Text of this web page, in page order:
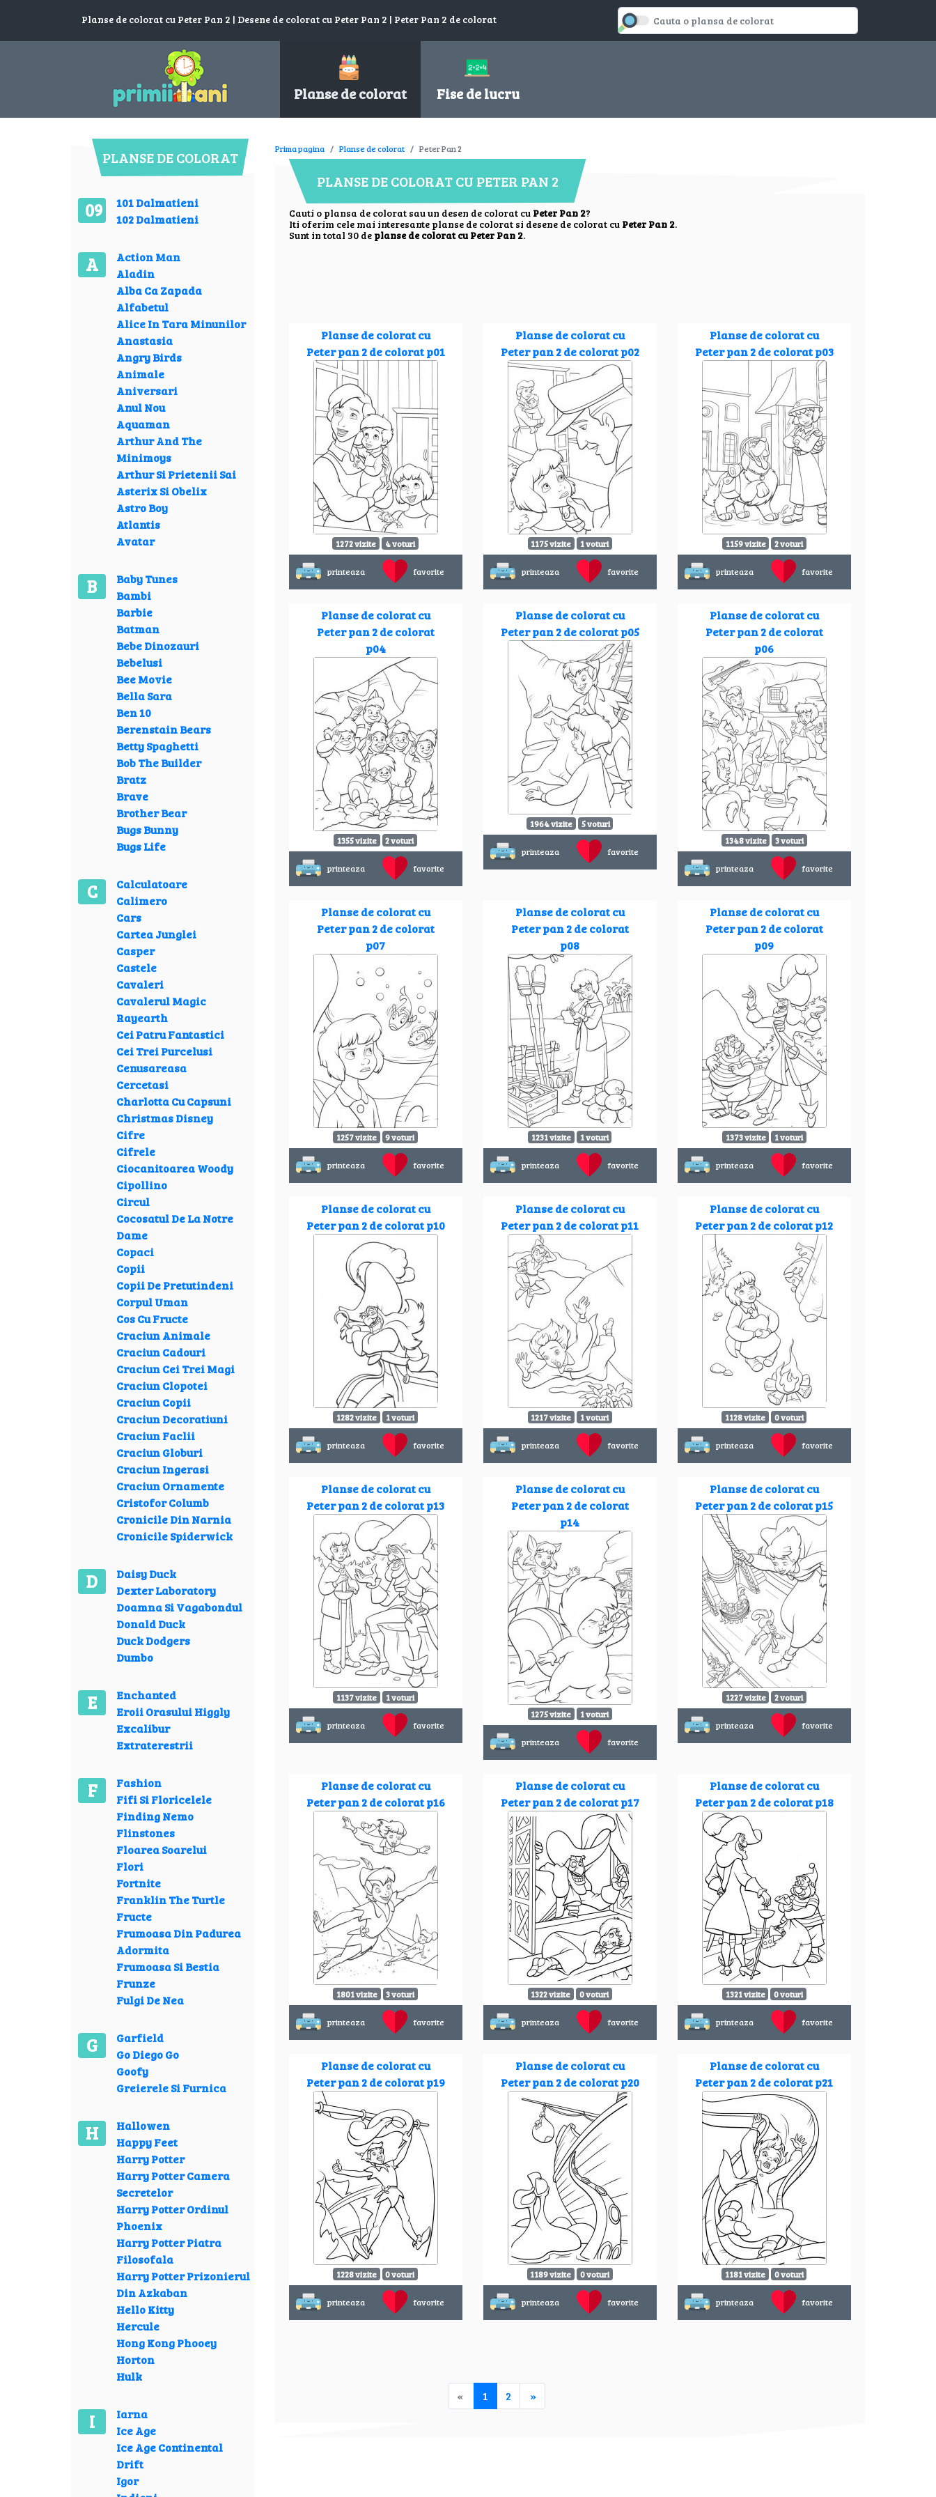
Planse de colorat cu Peter Pan 2 | Desene de colorat cu Peter Pan 2 | Peter Pan 2 de colorat
Planse de colorat Fise de lucru
PLANSE DE COLORAT
09
101 Dalmatieni
102 Dalmatieni
A
Action Man
Aladin
Alba Ca Zapada
Alfabetul
Alice In Tara Minunilor
Anastasia
Angry Birds
Animale
Aniversari
Anul Nou
Aquaman
Arthur And The
Minimoys
Arthur Si Prietenii Sai
Asterix Si Obelix
Astro Boy
Atlantis
Avatar
B
Baby Tunes
Bambi
Barbie
Batman
Bebe Dinozauri
Bebelusi
Bee Movie
Bella Sara
Ben 10
Berenstain Bears
Betty Spaghetti
Bob The Builder
Bratz
Brave
Brother Bear
Bugs Bunny
Bugs Life
C
Calculatoare
Calimero
Cars
Cartea Junglei
Casper
Castele
Cavaleri
Cavalerul Magic
Rayearth
Cei Patru Fantastici
Cei Trei Purcelusi
Cenusareasa
Cercetasi
Charlotta Cu Capsuni
Christmas Disney
Cifre
Cifrele
Ciocanitoarea Woody
Cipollino
Circul
Cocosatul De La Notre
Dame
Copaci
Copii
Copii De Pretutindeni
Corpul Uman
Cos Cu Fructe
Craciun Animale
Craciun Cadouri
Craciun Cei Trei Magi
Craciun Clopotei
Craciun Copii
Craciun Decoratiuni
Craciun Faclii
Craciun Globuri
Craciun Ingerasi
Craciun Ornamente
Cristofor Columb
Cronicile Din Narnia
Cronicile Spiderwick
D
Daisy Duck
Dexter Laboratory
Doamna Si Vagabondul
Donald Duck
Duck Dodgers
Dumbo
E
Enchanted
Eroii Orasului Higgly
Excalibur
Extraterestrii
F
Fashion
Fifi Si Floricelele
Finding Nemo
Flinstones
Floarea Soarelui
Flori
Fortnite
Franklin The Turtle
Fructe
Frumoasa Din Padurea
Adormita
Frumoasa Si Bestia
Frunze
Fulgi De Nea
G
Garfield
Go Diego Go
Goofy
Greierele Si Furnica
H
Hallowen
Happy Feet
Harry Potter
Harry Potter Camera
Secretelor
Harry Potter Ordinul
Phoenix
Harry Potter Piatra
Filosofala
Harry Potter Prizonierul
Din Azkaban
Hello Kitty
Hercule
Hong Kong Phooey
Horton
Hulk
I
Iarna
Ice Age
Ice Age Continental
Drift
Igor
Prima pagina Planse de colorat Peter Pan 2
PLANSE DE COLORAT CU PETER PAN 2
Cauti o plansa de colorat sau un desen de colorat cu Peter Pan 2?
Iti oferim cele mai interesante planse de colorat si desene de colorat cu Peter Pan 2.
Sunt in total 30 de planse de colorat cu Peter Pan 2.
Planse de colorat cu
Peter pan 2 de colorat p01
1272 vizite 4 voturi
printeaza favorite
Planse de colorat cu
Peter pan 2 de colorat p02
1175 vizite 1 voturi
printeaza favorite
Planse de colorat cu
Peter pan 2 de colorat p03
1159 vizite 2 voturi
printeaza favorite
Planse de colorat cu
Peter pan 2 de colorat
p04
1355 vizite 2 voturi
printeaza favorite
Planse de colorat cu
Peter pan 2 de colorat p05
1964 vizite 5 voturi
printeaza favorite
Planse de colorat cu
Peter pan 2 de colorat
p06
1348 vizite 3 voturi
printeaza favorite
Planse de colorat cu
Peter pan 2 de colorat
p07
1257 vizite 9 voturi
printeaza favorite
Planse de colorat cu
Peter pan 2 de colorat
p08
1231 vizite 1 voturi
printeaza favorite
Planse de colorat cu
Peter pan 2 de colorat
p09
1373 vizite 1 voturi
printeaza favorite
Planse de colorat cu
Peter pan 2 de colorat p10
1282 vizite 1 voturi
printeaza favorite
Planse de colorat cu
Peter pan 2 de colorat p11
1217 vizite 1 voturi
printeaza favorite
Planse de colorat cu
Peter pan 2 de colorat p12
1128 vizite 0 voturi
printeaza favorite
Planse de colorat cu
Peter pan 2 de colorat p13
1137 vizite 1 voturi
printeaza favorite
Planse de colorat cu
Peter pan 2 de colorat
p14
1275 vizite 1 voturi
printeaza favorite
Planse de colorat cu
Peter pan 2 de colorat p15
1227 vizite 2 voturi
printeaza favorite
Planse de colorat cu
Peter pan 2 de colorat p16
1801 vizite 3 voturi
printeaza favorite
Planse de colorat cu
Peter pan 2 de colorat p17
1322 vizite 0 voturi
printeaza favorite
Planse de colorat cu
Peter pan 2 de colorat p18
1321 vizite 0 voturi
printeaza favorite
Planse de colorat cu
Peter pan 2 de colorat p19
1228 vizite 0 voturi
printeaza favorite
Planse de colorat cu
Peter pan 2 de colorat p20
1189 vizite 0 voturi
printeaza favorite
Planse de colorat cu
Peter pan 2 de colorat p21
1181 vizite 0 voturi
printeaza favorite
« 1 2 »